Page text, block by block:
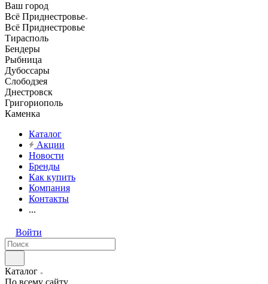
Ваш город
Всё Приднестровье
Всё Приднестровье
Тирасполь
Бендеры
Рыбница
Дубоссары
Слободзея
Днестровск
Григориополь
Каменка
Каталог
Акции
Новости
Бренды
Как купить
Компания
Контакты
...
Войти
Каталог
По всему сайту